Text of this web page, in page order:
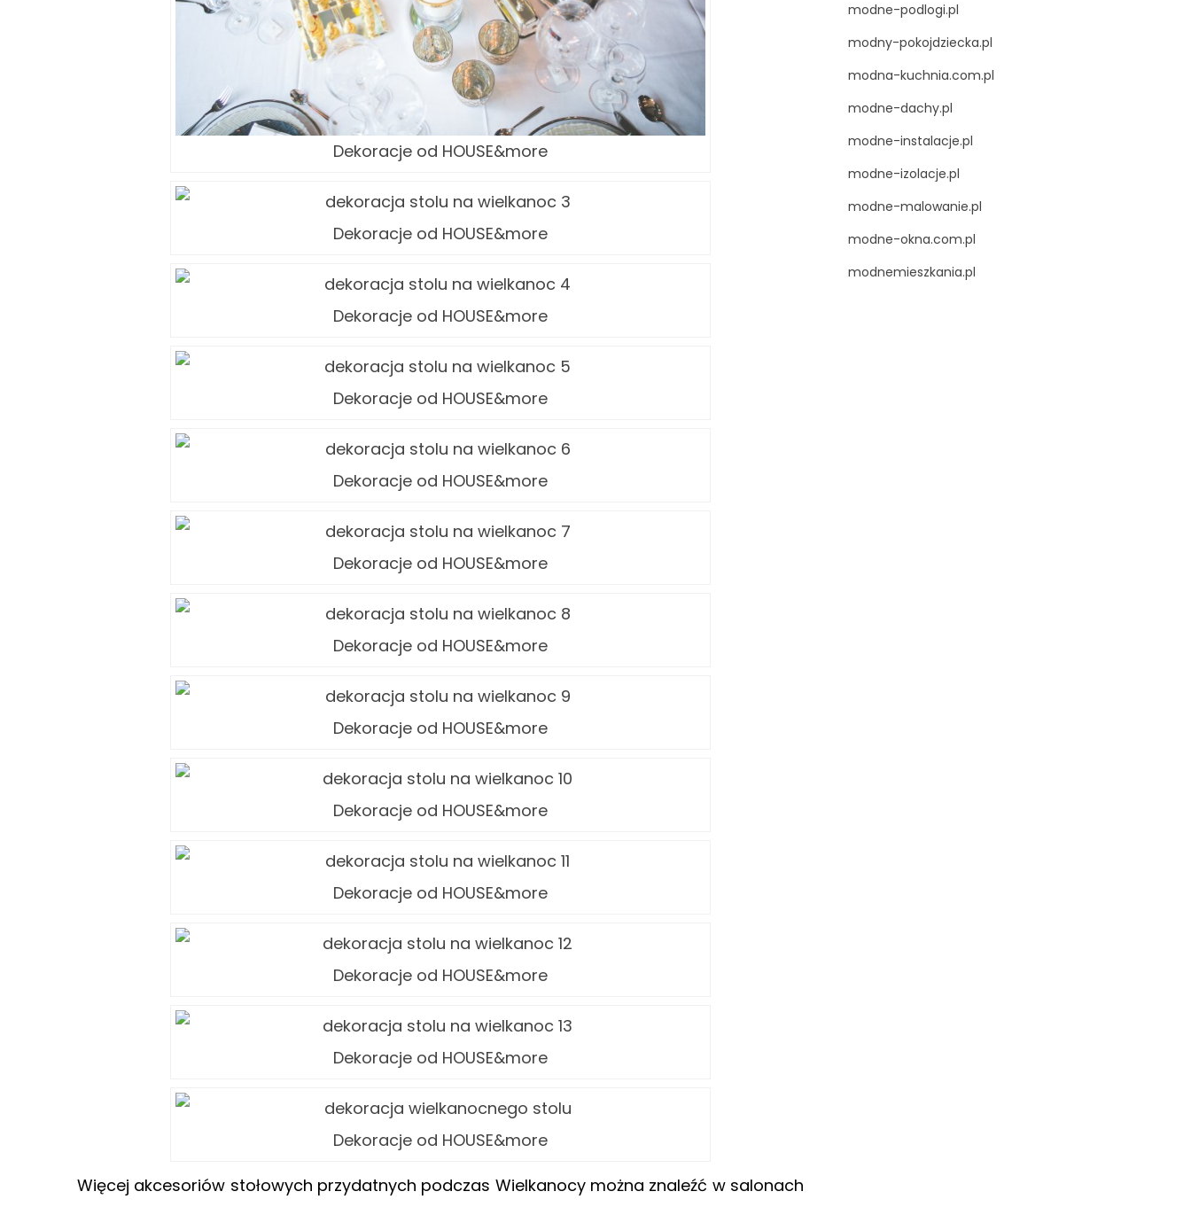
Dekoracje od HOUSE&more
Dekoracje od HOUSE&more
Dekoracje od HOUSE&more
Dekoracje od HOUSE&more
Dekoracje od HOUSE&more
Dekoracje od HOUSE&more
Dekoracje od HOUSE&more
Dekoracje od HOUSE&more
Dekoracje od HOUSE&more
Dekoracje od HOUSE&more
Dekoracje od HOUSE&more
Dekoracje od HOUSE&more
Dekoracje od HOUSE&more
Więcej akcesoriów stołowych przydatnych podczas Wielkanocy można znaleźć w salonach
modne-podlogi.pl
modny-pokojdziecka.pl
modna-kuchnia.com.pl
modne-dachy.pl
modne-instalacje.pl
modne-izolacje.pl
modne-malowanie.pl
modne-okna.com.pl
modnemieszkania.pl